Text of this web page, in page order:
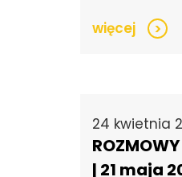
więcej >
24 kwietnia
| 21 maja